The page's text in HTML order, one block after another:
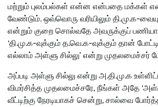
மற்றும் புலம்பல்கள் என்ன என்பதை மக்கள்
வேண்டும். ஒவ்வொரு வரியிலும் தி.மு.க-
என்றும் குறை சொல்வதே அவருக்குப்
‘தி.மு.க-வுக்கும் த.வெ.க-வுக்கும் தான்
எல்லாம் அள்ளு சில்லு’ என்று முதலமைச்சர்
அப்படி அள்ளு சில்லு என்று அ.தி.மு.க
விமர்சித்த முதலமைச்சரே, நீங்கள் அதே
வீட்டிற்கு நேரடியாகச் சென்று, சால்வை